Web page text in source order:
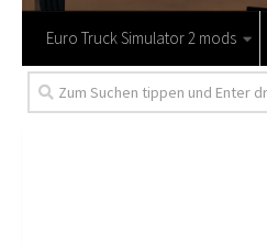
Euro Truck Simulator 2 mods